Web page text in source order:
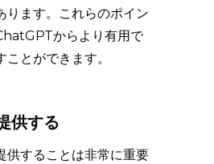
ります。これらのポイン
からより有用で
とができます。
供する
供することは非常に重要